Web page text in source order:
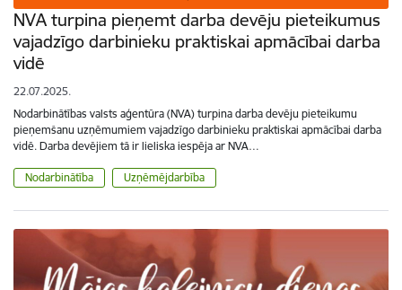
NVA turpina pieņemt darba devēju pieteikumus
vajadzīgo darbinieku praktiskai apmācībai darba
vidē
22.07.2025.
Nodarbinātības valsts aģentūra (NVA) turpina darba devēju pieteikumu
pieņemšanu uzņēmumiem vajadzīgo darbinieku praktiskai apmācībai darba
vidē. Darba devējiem tā ir lieliska iespēja ar NVA…
Nodarbinātība Uzņēmējdarbība